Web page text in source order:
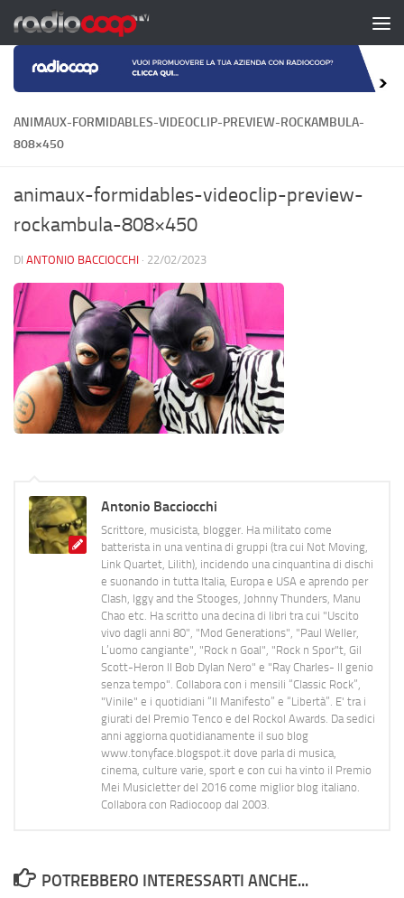
Salta al contenuto
ANIMAUX-FORMIDABLES-VIDEOCLIP-PREVIEW-ROCKAMBULA-
808×450
animaux-formidables-videoclip-preview-
rockambula-808×450
DI ANTONIO BACCIOCCHI · 22/02/2023
Antonio Bacciocchi
Scrittore, musicista, blogger. Ha militato come
batterista in una ventina di gruppi (tra cui Not Moving,
Link Quartet, Lilith), incidendo una cinquantina di dischi
e suonando in tutta Italia, Europa e USA e aprendo per
Clash, Iggy and the Stooges, Johnny Thunders, Manu
Chao etc. Ha scritto una decina di libri tra cui "Uscito
vivo dagli anni 80", "Mod Generations", "Paul Weller,
L’uomo cangiante", "Rock n Goal", "Rock n Spor"t, Gil
Scott-Heron Il Bob Dylan Nero" e "Ray Charles- Il genio
senza tempo". Collabora con i mensili “Classic Rock”,
"Vinile" e i quotidiani “Il Manifesto” e “Libertà”. E' tra i
giurati del Premio Tenco e del Rockol Awards. Da sedici
anni aggiorna quotidianamente il suo blog
www.tonyface.blogspot.it dove parla di musica,
cinema, culture varie, sport e con cui ha vinto il Premio
Mei Musicletter del 2016 come miglior blog italiano.
Collabora con Radiocoop dal 2003.
POTREBBERO INTERESSARTI ANCHE...